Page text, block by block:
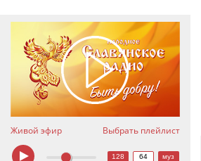
Живой эфир Выбрать плейлист
128 64 муз